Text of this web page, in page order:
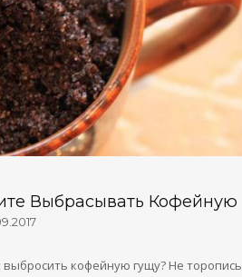
Выбрасывать Кофейную
кофейную гущу? Не торопись